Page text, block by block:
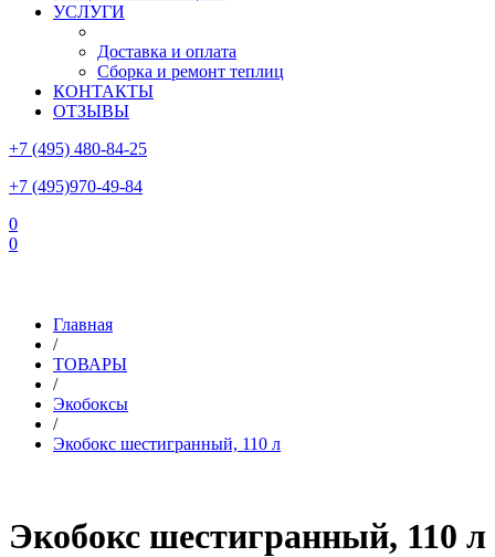
УСЛУГИ
Доставка и оплата
Сборка и ремонт теплиц
КОНТАКТЫ
ОТЗЫВЫ
+7 (495) 480-84-25
+7 (495)970-49-84
0
0
Главная
/
ТОВАРЫ
/
Экобоксы
/
Экобокс шестигранный, 110 л
Экобокс шестигранный, 110 л